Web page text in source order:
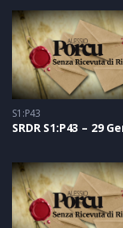
S1:P43